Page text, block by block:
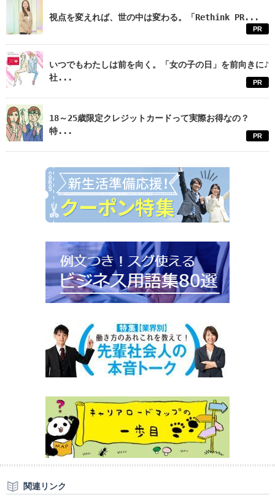
視点を変えれば、世の中は変わる。「Rethink PR...
PR
いつでもわたしは前を向く。「女の子の日」を前向きに♪
社...
PR
18～25歳限定クレジットカードって実際お得なの？
特...
PR
関連リンク